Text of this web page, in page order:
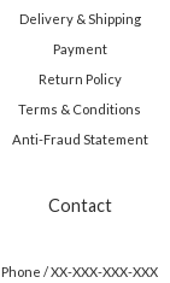
Delivery & Shipping
Payment
Return Policy
Terms & Conditions
Anti-Fraud Statement
Contact
Phone / XX-XXX-XXX-XXX